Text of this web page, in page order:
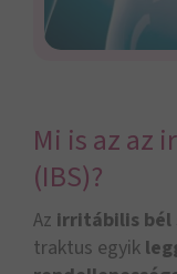
Mi is az az
(IBS)?
Az irritábilis bél
traktus egyik